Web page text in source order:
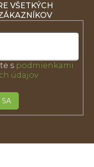
VŠETKÝCH
s podmienkami
údajov